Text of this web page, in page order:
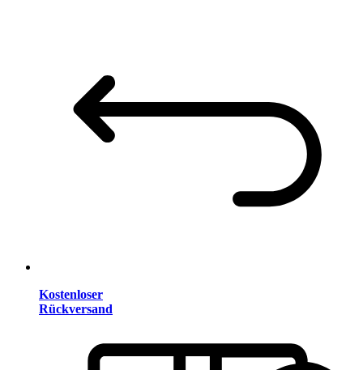
Kostenloser
Rückversand